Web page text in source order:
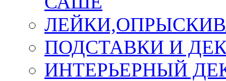
ПОДСТАВКИ И
ИНТЕРЬЕРНЫЙ